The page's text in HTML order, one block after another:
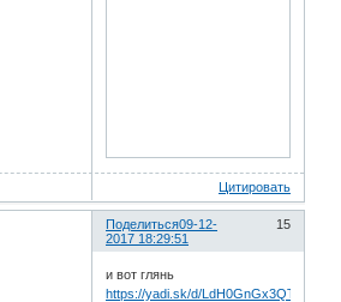
Цитировать
Поделиться 15
09-12-
2017 18:29:51
и вот глянь
https://yadi.sk/d/LdH0GnGx3QTkNQ